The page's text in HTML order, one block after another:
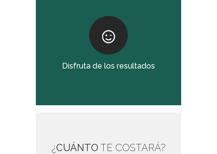
Disfruta de los resultados
¿CUÁNTO TE COSTARÁ?